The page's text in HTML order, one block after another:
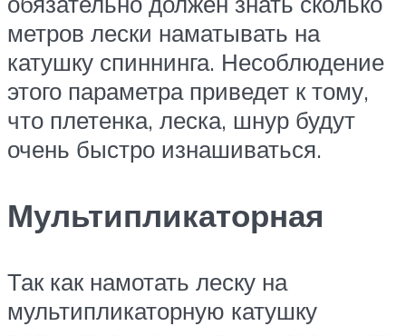
метров лески наматывать на
катушку спиннинга. Несоблюдение
этого параметра приведет к тому,
что плетенка, леска, шнур будут
очень быстро изнашиваться.
Мультипликаторная
Так как намотать леску на
мультипликаторную катушку